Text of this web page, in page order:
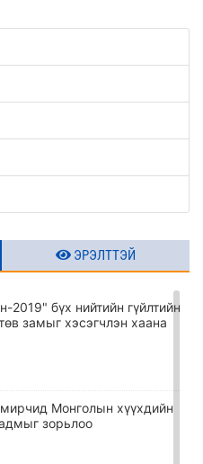
ЭРЭЛТТЭЙ
бүх нийтийн гүйлтийн
замыг хэсэгчлэн хаана
Монголын хүүхдийн
зорьлоо